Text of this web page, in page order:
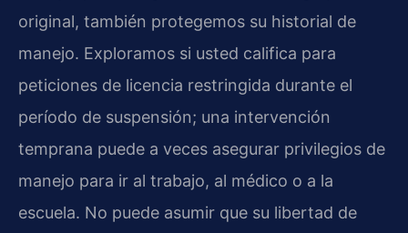
original, también protegemos su historial de
manejo. Exploramos si usted califica para
peticiones de licencia restringida durante el
período de suspensión; una intervención
temprana puede a veces asegurar privilegios de
manejo para ir al trabajo, al médico o a la
escuela. No puede asumir que su libertad de